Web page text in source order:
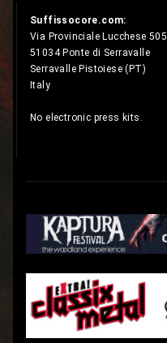
Suffissocore.com:
Via Provinciale Lucchese 505
51034 Ponte di Serravalle
Serravalle Pistoiese (PT)
Italy
No electronic press kits.